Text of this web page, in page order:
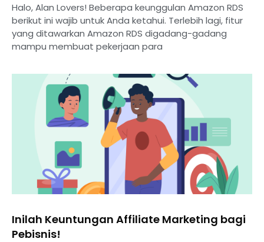
Halo, Alan Lovers! Beberapa keunggulan Amazon RDS
berikut ini wajib untuk Anda ketahui. Terlebih lagi, fitur
yang ditawarkan Amazon RDS digadang-gadang
mampu membuat pekerjaan para
⁠Inilah Keuntungan Affiliate Marketing bagi
Pebisnis!